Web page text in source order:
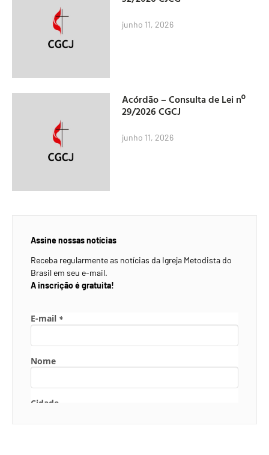
junho 11, 2026
Acórdão – Consulta de Lei nº
29/2026 CGCJ
junho 11, 2026
Assine nossas notícias
Receba regularmente as notícias da Igreja Metodista do
Brasil em seu e-mail.
A inscrição é gratuita!